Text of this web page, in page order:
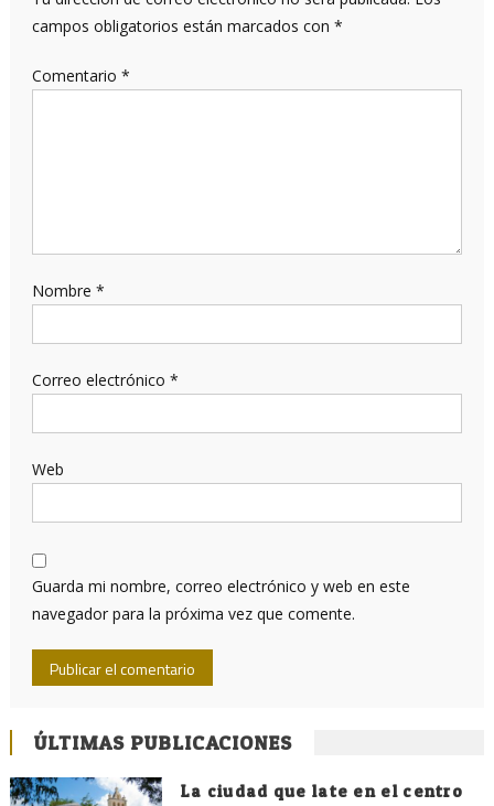
campos obligatorios están marcados con *
Comentario *
Nombre *
Correo electrónico *
Web
Guarda mi nombre, correo electrónico y web en este
navegador para la próxima vez que comente.
ÚLTIMAS PUBLICACIONES
La ciudad que late en el centro